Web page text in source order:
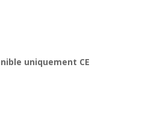
uniquement CE